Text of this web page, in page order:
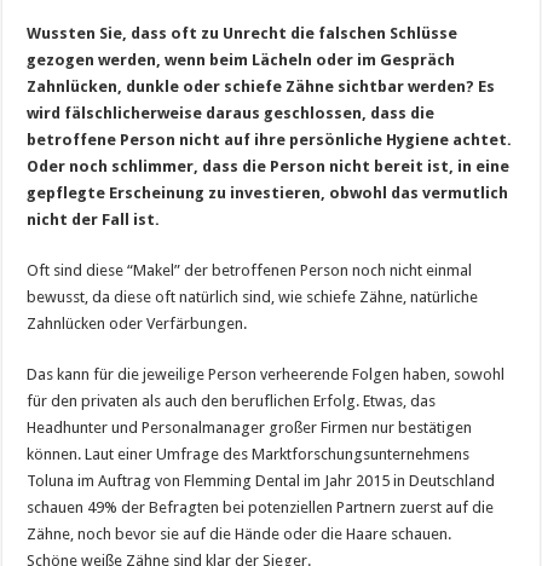
Wussten Sie, dass oft zu Unrecht die falschen Schlüsse
gezogen werden, wenn beim Lächeln oder im Gespräch
Zahnlücken, dunkle oder schiefe Zähne sichtbar werden? Es
wird fälschlicherweise daraus geschlossen, dass die
betroffene Person nicht auf ihre persönliche Hygiene achtet.
Oder noch schlimmer, dass die Person nicht bereit ist, in eine
gepflegte Erscheinung zu investieren, obwohl das vermutlich
nicht der Fall ist.
Oft sind diese “Makel” der betroffenen Person noch nicht einmal
bewusst, da diese oft natürlich sind, wie schiefe Zähne, natürliche
Zahnlücken oder Verfärbungen.
Das kann für die jeweilige Person verheerende Folgen haben, sowohl
für den privaten als auch den beruflichen Erfolg. Etwas, das
Headhunter und Personalmanager großer Firmen nur bestätigen
können. Laut einer Umfrage des Marktforschungsunternehmens
Toluna im Auftrag von Flemming Dental im Jahr 2015 in Deutschland
schauen 49% der Befragten bei potenziellen Partnern zuerst auf die
Zähne, noch bevor sie auf die Hände oder die Haare schauen.
Schöne weiße Zähne sind klar der Sieger.